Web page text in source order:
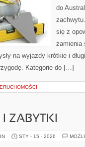
do
się z
zamienia
na wyjazdy krótkie i
Kategorie do […]
ZABYTKI
STY - 15 - 2026